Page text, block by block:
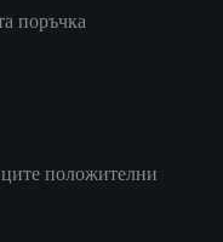
поръчка
положителни